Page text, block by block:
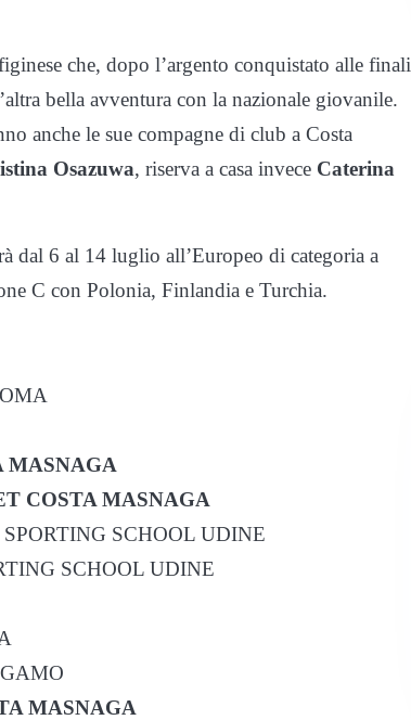
che, dopo l’argento conquistato alle finali
bella avventura con la nazionale giovanile.
anche le sue compagne di club a Costa
Osazuwa, riserva a casa invece Caterina
dal 6 al 14 luglio all’Europeo di categoria a
C con Polonia, Finlandia e Turchia.
MASNAGA
COSTA MASNAGA
SCHOOL UDINE
SCHOOL UDINE
MASNAGA